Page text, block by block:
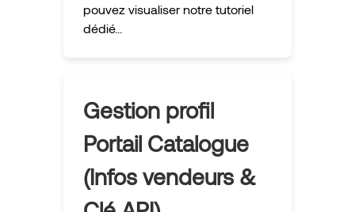
pouvez visualiser notre tutoriel
dédié...
Gestion profil
Portail Catalogue
(Infos vendeurs &